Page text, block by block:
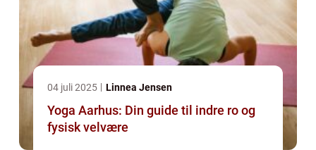
04 juli 2025 Linnea Jensen
Yoga Aarhus: Din guide til indre ro og
fysisk velvære